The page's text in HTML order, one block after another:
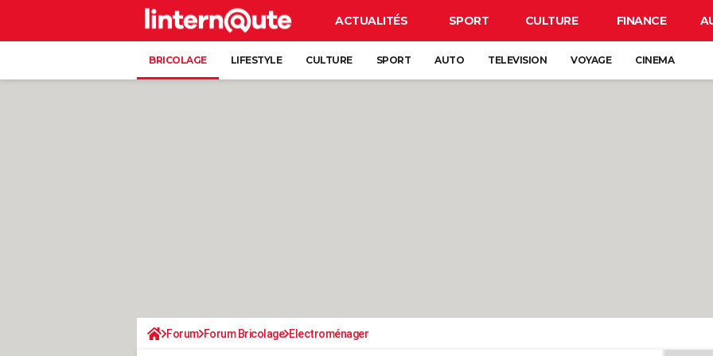
ACTUALITÉS SPORT CULTURE FINANCE
BRICOLAGE LIFESTYLE CULTURE SPORT AUTO TELEVISION VOYAGE CINEMA
Forum Forum Bricolage Electroménager